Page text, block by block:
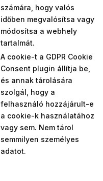
számára, hogy valós
időben megvalósítsa vagy
módosítsa a webhely
tartalmát.
A cookie-t a GDPR Cookie
Consent plugin állítja be,
és annak tárolására
szolgál, hogy a
felhasználó hozzájárult-e
a cookie-k használatához
vagy sem. Nem tárol
semmilyen személyes
adatot.